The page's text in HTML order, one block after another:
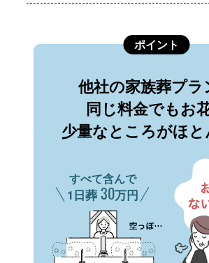
ポイント
他社の家族葬プラ
同じ料金でもお
少量なところがほ
すべて含んで
1日葬 30万円